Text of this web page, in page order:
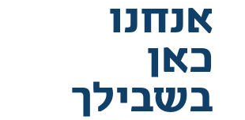
אנחנו
כאן
בשבילך